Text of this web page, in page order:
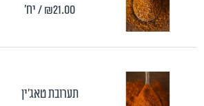
₪21.00/ יח'
תערובת טאג'ין